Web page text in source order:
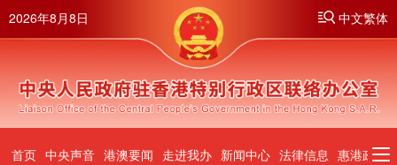
2026年8月8日 中文繁体
首页 中央声音 港澳要闻 走进我办 新闻中心 法律信息 惠港政策